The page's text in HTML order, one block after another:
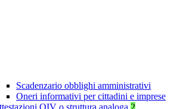
Scadenzario obblighi amministrativi
Oneri informativi per cittadini e imprese